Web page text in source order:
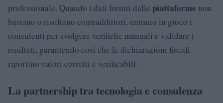
professionale. Quando i dati forniti dalle piattaforme non
bastano o risultano contraddittori, entrano in gioco i
consulenti per svolgere verifiche manuali e validare i
risultati, garantendo così che le dichiarazioni fiscali
riportino valori corretti e verificabili.
La partnership tra tecnologia e consulenza